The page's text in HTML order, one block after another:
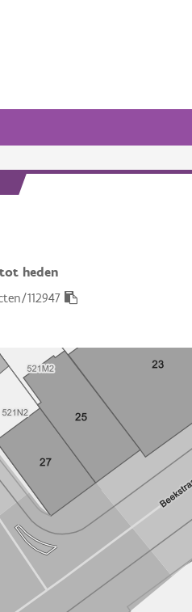
tot heden
112947